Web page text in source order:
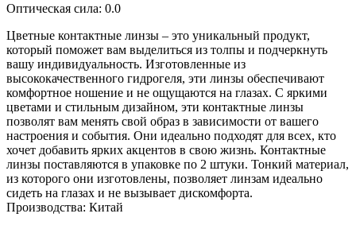
Оптическая сила: 0.0
Цветные контактные линзы – это уникальный продукт,
который поможет вам выделиться из толпы и подчеркнуть
вашу индивидуальность. Изготовленные из
высококачественного гидрогеля, эти линзы обеспечивают
комфортное ношение и не ощущаются на глазах. С яркими
цветами и стильным дизайном, эти контактные линзы
позволят вам менять свой образ в зависимости от вашего
настроения и события. Они идеально подходят для всех, кто
хочет добавить ярких акцентов в свою жизнь. Контактные
линзы поставляются в упаковке по 2 штуки. Тонкий материал,
из которого они изготовлены, позволяет линзам идеально
сидеть на глазах и не вызывает дискомфорта.
Производства: Китай